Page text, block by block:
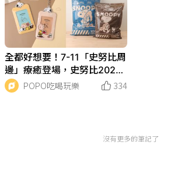
全都好想要！7-11「史努比周
邊」療癒登場，史努比2024
桌曆、鑰匙圈...預購方式看這
裡
POPO吃喝玩樂 334
沒有更多的筆記了